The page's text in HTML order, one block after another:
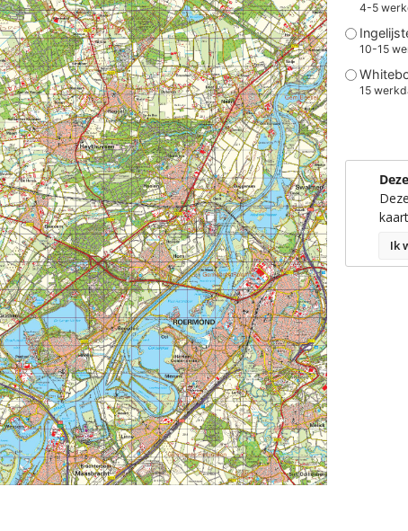
4-5
10-15
15
Ik